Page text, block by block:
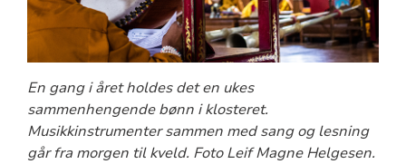
En gang i året holdes det en ukes
sammenhengende bønn i klosteret.
Musikkinstrumenter sammen med sang og lesning
går fra morgen til kveld. Foto Leif Magne Helgesen.